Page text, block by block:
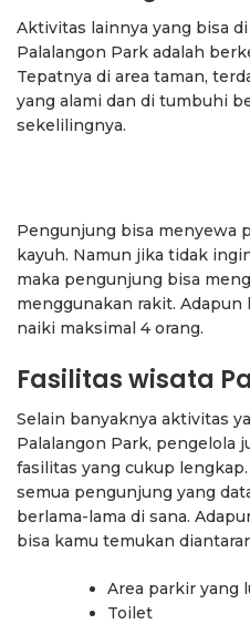
Aktivitas lainnya yang bisa
Palalangon Park adalah
Tepatnya di area taman,
yang alami dan di tumbuhi
sekelilingnya.
Pengunjung bisa menyewa
kayuh. Namun jika tidak
maka pengunjung bisa
menggunakan rakit. Adapun
naiki maksimal 4 orang.
Fasilitas wisata
Selain banyaknya aktivitas
Palalangon Park, pengelola
fasilitas yang cukup
semua pengunjung yang
berlama-lama di sana.
bisa kamu temukan
Area parkir yang
Toilet